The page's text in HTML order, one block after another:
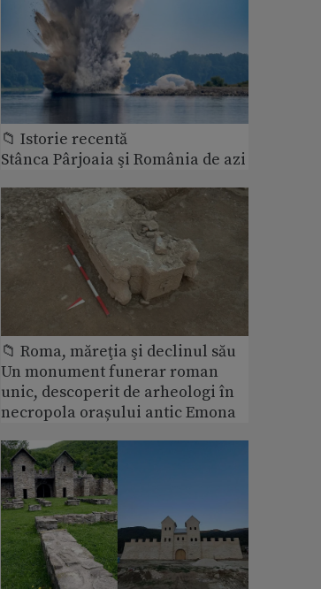
📁 Istorie recentă
Stânca Pârjoaia şi România de azi
📁 Roma, măreţia şi declinul său
Un monument funerar roman
unic, descoperit de arheologi în
necropola orașului antic Emona